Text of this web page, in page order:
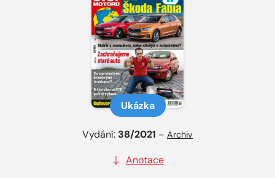
Ukázka
Vydání: 38/2021 – Archiv
Anotace